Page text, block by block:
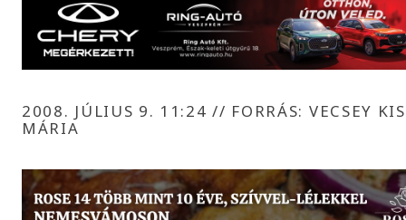
2008. JÚLIUS 9. 11:24// FORRÁS: VECSEY
MÁRIA